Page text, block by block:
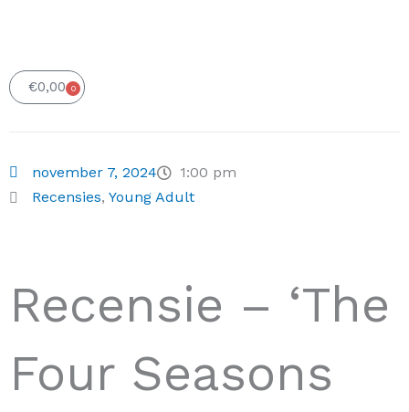
€0,00 0
Winkelwagen
november 7, 2024
1:00 pm
Recensies, Young Adult
Recensie – ‘The
Four Seasons